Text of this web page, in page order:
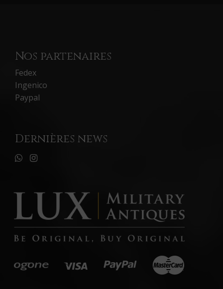
Nos partenaires
Fedex
Ingenico
Paypal
Dernières news